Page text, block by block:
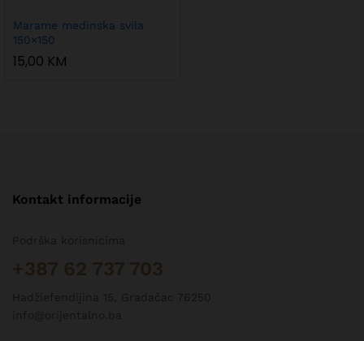
Marame medinska svila
150×150
15,00 KM
Kontakt informacije